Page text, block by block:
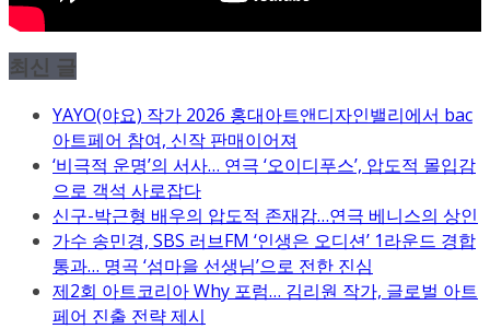
최신 글
YAYO(야요) 작가 2026 홍대아트앤디자인밸리에서 bac
아트페어 참여, 신작 판매이어져
‘비극적 운명’의 서사… 연극 ‘오이디푸스’, 압도적 몰입감
으로 객석 사로잡다
신구-박근형 배우의 압도적 존재감…연극 베니스의 상인
가수 송민경, SBS 러브FM ‘인생은 오디션’ 1라운드 경합
통과… 명곡 ‘섬마을 선생님’으로 전한 진심
제2회 아트코리아 Why 포럼… 김리원 작가, 글로벌 아트
페어 진출 전략 제시